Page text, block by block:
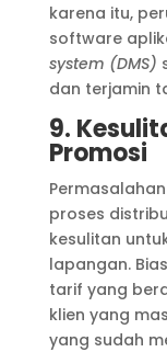
karena itu,
software
system (DMS)
dan terjamin
9.
Promosi
proses
kesulitan
lapangan.
tarif yang
klien yang
yang sudah